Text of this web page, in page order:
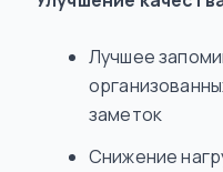
Лучшее
заметок
Снижение